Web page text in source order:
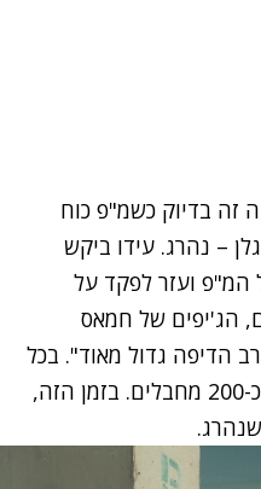
זה בדיוק כשמ"פ כוח
– נהרג. עידו ביקש
ועזר לפקד על
הג'יפים של חמאס
הדיפה גדול מאוד". בכל
האזור שעליו סיפר עידו חוסלו כ-200 מחבלים. בזמן הזה,